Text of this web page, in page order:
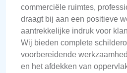
commerciële ruimtes,
draagt bij aan een positieve
aantrekkelijke indruk voor
Wij bieden complete
voorbereidende
en het afdekken van